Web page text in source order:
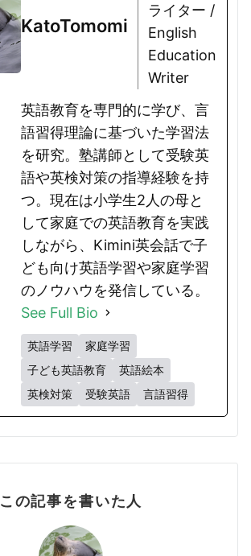
KatoTomomi
ライター /
English
Education
Writer
英語教育を専門的に学び、言
語習得理論に基づいた学習法
を研究。塾講師として受験英
語や英検対策の指導経験を持
つ。現在は小学生2人の母と
して家庭での英語教育を実践
しながら、Kimini英会話で子
ども向け英語学習や家庭学習
のノウハウを発信している。
See Full Bio
英語学習
家庭学習
子ども英語教育
英語絵本
英検対策
受験英語 言語習得
この記事を書いた人